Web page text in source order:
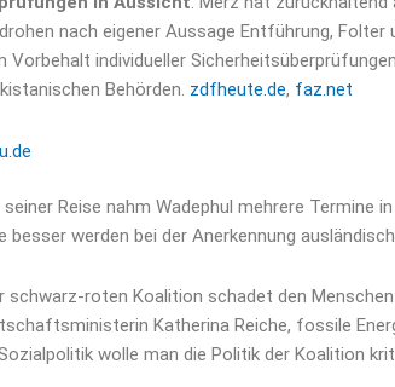
nach eigener Aussage Entführung,
individueller
Behörden. zdfheute.de, faz.net
Reise nahm Wadephul mehrere Termine
werden bei der Anerkennung
schwarz-roten Koalition schadet den
Katherina Reiche, fossile
wolle man die Politik der Koalition